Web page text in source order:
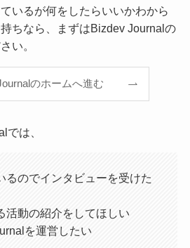
いるが何をしたらいいかわから
ちなら、まずはBizdev Journalの
い。
のホームへ進む
では、
るのでインタビューを受けた
活動の紹介をしてほしい
を運営したい